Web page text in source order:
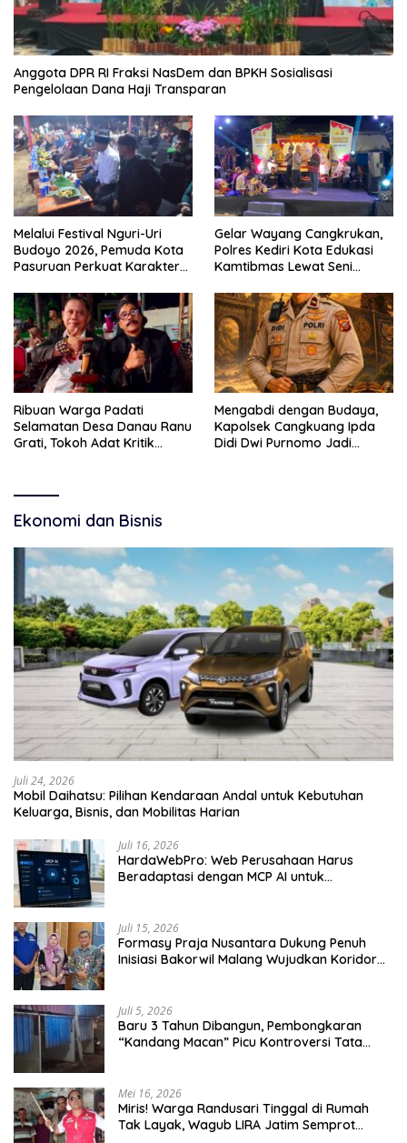
Anggota DPR RI Fraksi NasDem dan BPKH Sosialisasi
Pengelolaan Dana Haji Transparan
Melalui Festival Nguri-Uri
Budoyo 2026, Pemuda Kota
Pasuruan Perkuat Karakter
Narkoba
Gelar Wayang Cangkrukan,
Polres Kediri Kota Edukasi
Kamtibmas Lewat Seni
Ribuan Warga Padati
Selamatan Desa Danau Ranu
Grati, Tokoh Adat Kritik
Mengabdi dengan Budaya,
Kapolsek Cangkuang Ipda
Didi Dwi Purnomo Jadi
Ekonomi dan Bisnis
Juli 24, 2026
Mobil Daihatsu: Pilihan Kendaraan Andal untuk Kebutuhan
Keluarga, Bisnis, dan Mobilitas Harian
Juli 16, 2026
HardaWebPro: Web Perusahaan Harus
Beradaptasi dengan MCP AI untuk
Juli 15, 2026
Formasy Praja Nusantara Dukung Penuh
Inisiasi Bakorwil Malang Wujudkan Koridor
Juli 5, 2026
Baru 3 Tahun Dibangun, Pembongkaran
“Kandang Macan” Picu Kontroversi Tata
Mei 16, 2026
Miris! Warga Randusari Tinggal di Rumah
Tak Layak, Wagub LIRA Jatim Semprot